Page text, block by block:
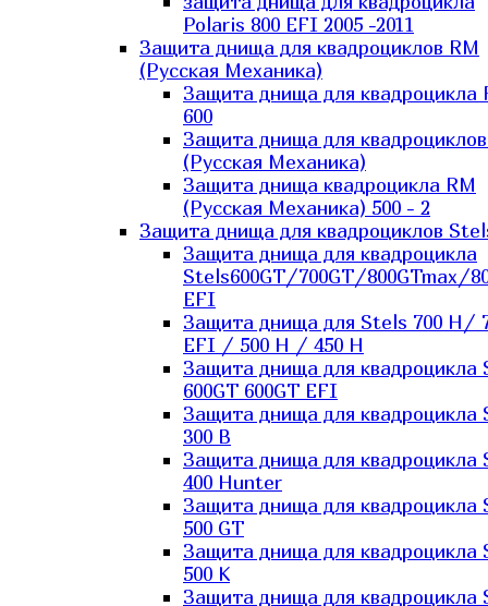
Polaris 800 EFI 2005 -2011
Защита днища для квадроциклов RM
(Русская Механика)
Защита днища для квадроцикла
600
Защита днища для
(Русская Механика)
Защита днища квадроцикла RM
(Русская Механика) 500 - 2
Защита днища для квадроциклов
Защита днища для квадроцикла
Stels600GT/700GT/800GTmax/
EFI
Защита днища для Stels 700 H/
EFI / 500 H / 450 H
Защита днища для квадроцикла
600GT 600GT EFI
Защита днища для квадроцикла
300 B
Защита днища для квадроцикла
400 Hunter
Защита днища для квадроцикла
500 GT
Защита днища для квадроцикла
500 K
Защита днища для квадроцикла